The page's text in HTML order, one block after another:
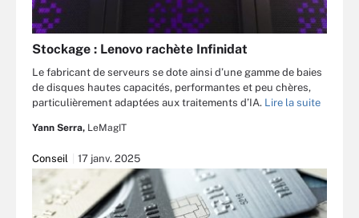
Stockage : Lenovo rachète Infinidat
Le fabricant de serveurs se dote ainsi d’une gamme de baies
de disques hautes capacités, performantes et peu chères,
particulièrement adaptées aux traitements d’IA. Lire la suite
Yann Serra, LeMagIT
Conseil 17 janv. 2025